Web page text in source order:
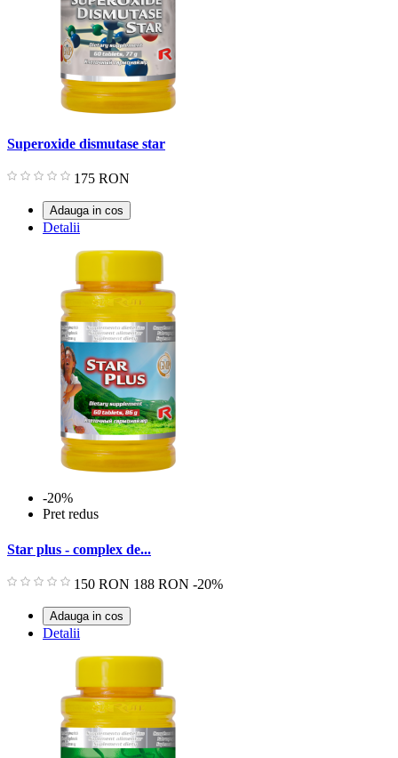
Superoxide dismutase star
175 RON
Adauga in cos
Detalii
-20%
Pret redus
Star plus - complex de...
150 RON Pret
188 RON -20%Pret
Adauga in cos
Detalii